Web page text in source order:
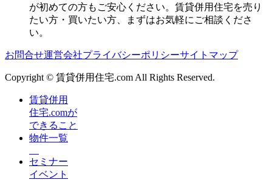
が初めての方もご安心ください。賃貸併用住宅を売り
たい方・買いたい方、まずはお気軽にご相談くださ
い。
お問合せ運営会社プライバシーポリシーサイトマップ
Copyright © 賃貸併用住宅.com All Rights Reserved.
賃貸併用
住宅.comが
できること
物件一覧
セミナー
イベント